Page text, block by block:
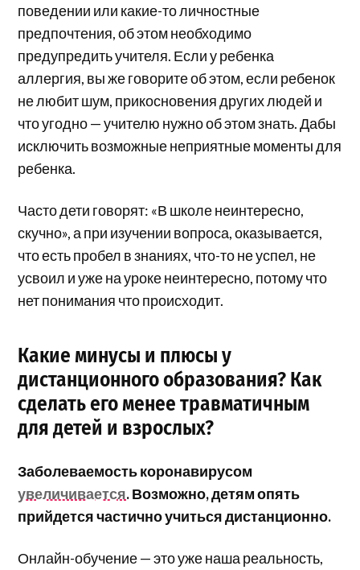
поведении или какие-то личностные
предпочтения, об этом необходимо
предупредить учителя. Если у ребенка
аллергия, вы же говорите об этом, если ребенок
не любит шум, прикосновения других людей и
что угодно — учителю нужно об этом знать. Дабы
исключить возможные неприятные моменты для
ребенка.
Часто дети говорят: «В школе неинтересно,
скучно», а при изучении вопроса, оказывается,
что есть пробел в знаниях, что-то не успел, не
усвоил и уже на уроке неинтересно, потому что
нет понимания что происходит.
Какие минусы и плюсы у
дистанционного образования? Как
сделать его менеетравматичным
для детей и взрослых?
Заболеваемость коронавирусом
увеличивается. Возможно, детям опять
прийдется частично учиться дистанционно.
Онлайн-обучение — это уже наша реальность,